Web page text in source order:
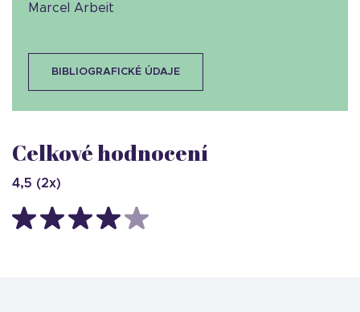
Marcel Arbeit
BIBLIOGRAFICKÉ ÚDAJE
Celkové hodnocení
4,5 (2x)